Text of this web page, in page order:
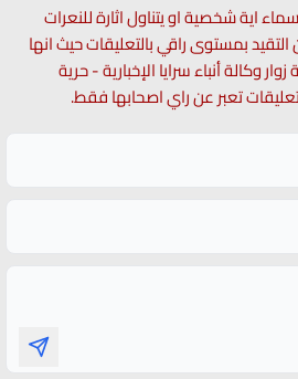
اية شخصية او يتناول اثارة للنعرات
التقيد بمستوى راقي بالتعليقات حيث انها
وكالة أنباء سرايا الإخبارية - حرية
تعبر عن راي اصحابها فقط.